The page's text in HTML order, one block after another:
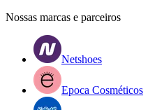
Nossas marcas e parceiros
Netshoes
Epoca Cosméticos